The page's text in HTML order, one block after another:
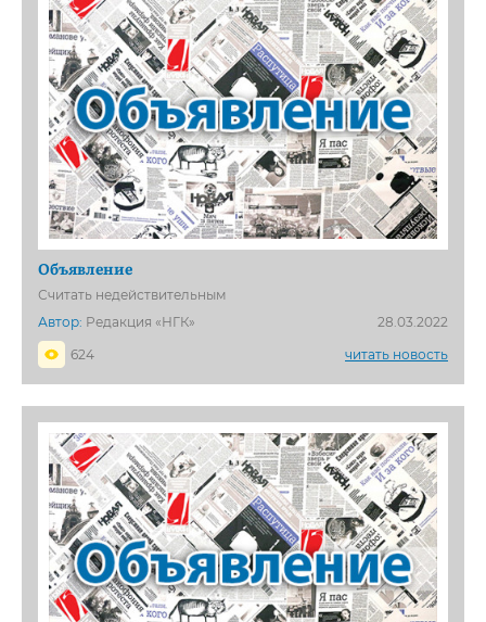
Объявление
Считать недействительным
Автор: Редакция «НГК»
28.03.2022
624
читать новость